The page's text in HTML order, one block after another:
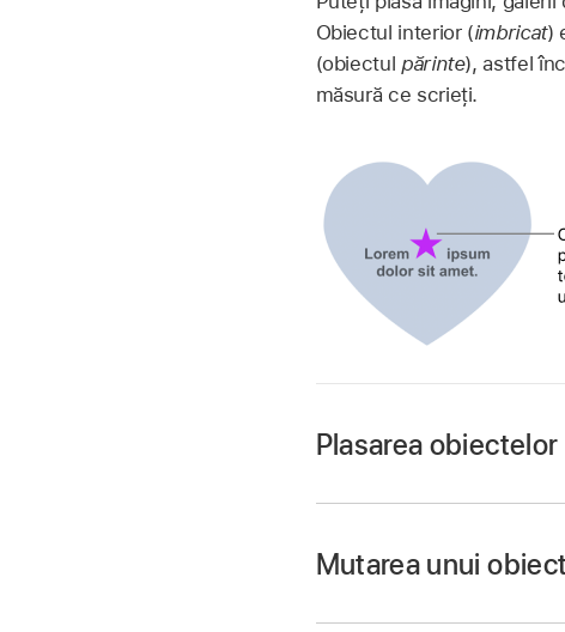
Obiectul interior (imbricat)
(obiectul părinte), astfel
măsură ce scrieți.
Plasarea
Dacă nu ați adăugat
obiectul pe care doriți
Mutarea unui